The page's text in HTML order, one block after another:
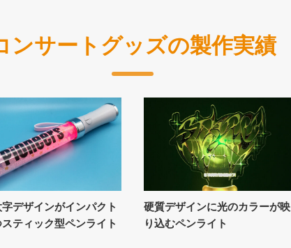
ンサートグッズの製作実績
デザインがインパクト
ティック型ペンライト
硬質デザインに光のカラーが映
り込むペンライト